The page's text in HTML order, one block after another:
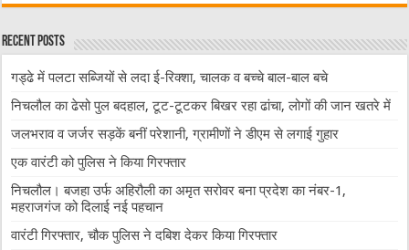
Recent Posts
गड्ढे में पलटा सब्जियों से लदा ई-रिक्शा, चालक व बच्चे बाल-बाल बचे
निचलौल का ढेसो पुल बदहाल, टूट-टूटकर बिखर रहा ढांचा, लोगों की जान खतरे में
जलभराव व जर्जर सड़कें बनीं परेशानी, ग्रामीणों ने डीएम से लगाई गुहार
एक वारंटी को पुलिस ने किया गिरफ्तार
निचलौल। बजहा उर्फ अहिरौली का अमृत सरोवर बना प्रदेश का नंबर-1,
महराजगंज को दिलाई नई पहचान
वारंटी गिरफ्तार, चौक पुलिस ने दबिश देकर किया गिरफ्तार